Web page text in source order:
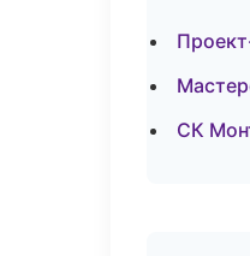
СК